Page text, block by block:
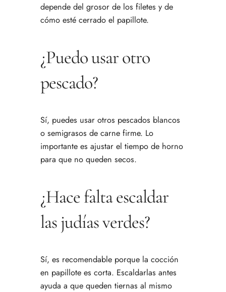
depende del grosor de los filetes y de
cómo esté cerrado el papillote.
¿Puedo usar otro
pescado?
Sí, puedes usar otros pescados blancos
o semigrasos de carne firme. Lo
importante es ajustar el tiempo de horno
para que no queden secos.
¿Hace falta escaldar
las judías verdes?
Sí, es recomendable porque la cocción
en papillote es corta. Escaldarlas antes
ayuda a que queden tiernas al mismo